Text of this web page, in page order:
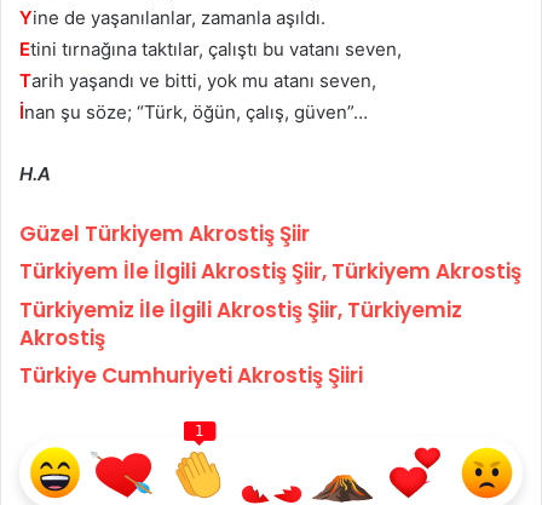
Yine de yaşanılanlar, zamanla aşıldı.
Etini tırnağına taktılar, çalıştı bu vatanı seven,
Tarih yaşandı ve bitti, yok mu atanı seven,
İnan şu söze; “Türk, öğün, çalış, güven”…
H.A
Güzel Türkiyem Akrostiş Şiir
Türkiyem İle İlgili Akrostiş Şiir, Türkiyem Akrostiş
Türkiyemiz İle İlgili Akrostiş Şiir, Türkiyemiz
Akrostiş
Türkiye Cumhuriyeti Akrostiş Şiiri
1